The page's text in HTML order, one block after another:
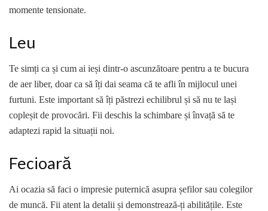
momente tensionate.
Leu
Te simți ca și cum ai ieși dintr-o ascunzătoare pentru a te bucura
de aer liber, doar ca să îți dai seama că te afli în mijlocul unei
furtuni. Este important să îți păstrezi echilibrul și să nu te lași
copleșit de provocări. Fii deschis la schimbare și învață să te
adaptezi rapid la situații noi.
Fecioară
Ai ocazia să faci o impresie puternică asupra șefilor sau colegilor
de muncă. Fii atent la detalii și demonstrează-ți abilitățile. Este